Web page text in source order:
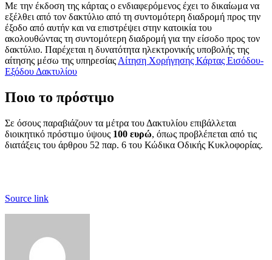
Με την έκδοση της κάρτας ο ενδιαφερόμενος έχει το δικαίωμα να
εξέλθει από τον δακτύλιο από τη συντομότερη διαδρομή προς την
έξοδο από αυτήν και να επιστρέψει στην κατοικία του
ακολουθώντας τη συντομότερη διαδρομή για την είσοδο προς τον
δακτύλιο. Παρέχεται η δυνατότητα ηλεκτρονικής υποβολής της
αίτησης μέσω της υπηρεσίαςΑίτηση Χορήγησης Κάρτας Εισόδου-
Εξόδου Δακτυλίου
Ποιο το πρόστιμο
Σε όσους παραβιάζουν τα μέτρα του Δακτυλίου επιβάλλεται
διοικητικό πρόστιμο ύψους 100 ευρώ, όπως προβλέπεται από τις
διατάξεις του άρθρου 52 παρ. 6 του Κώδικα Οδικής Κυκλοφορίας.
Source link